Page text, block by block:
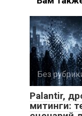
Без
Palantir,
митинги: